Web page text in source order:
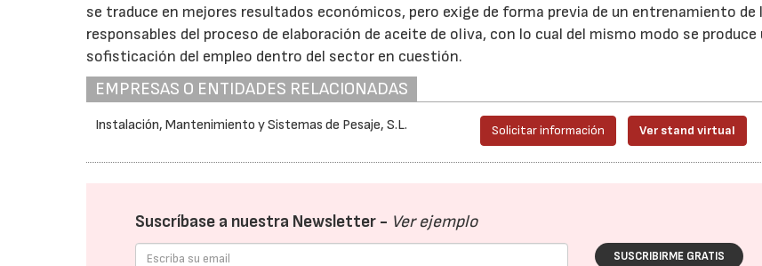
se traduce en mejores resultados económicos, pero exige de forma previa de un entrenamiento de
responsables del proceso de elaboración de aceite de oliva, con lo cual del mismo modo se produce
sofisticación del empleo dentro del sector en cuestión.
EMPRESAS O ENTIDADES RELACIONADAS
Instalación, Mantenimiento y Sistemas de Pesaje, S.L. Solicitar información Ver stand virtual
Suscríbase a nuestra Newsletter - Ver ejemplo
SUSCRIBIRME GRATIS